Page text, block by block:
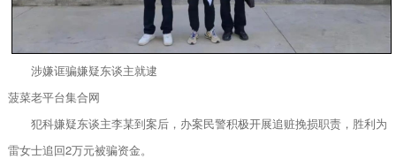
涉嫌诓骗嫌疑东谈主就逮
菠菜老平台集合网
犯科嫌疑东谈主李某到案后，办案民警积极开展追赃挽损职责，胜利为
雷女士追回2万元被骗资金。